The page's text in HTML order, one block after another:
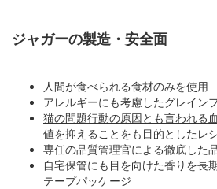
ジャガーの製造・安全面
人間が食べられる食材のみを使用
アレルギーにも考慮したグレイン
猫の問題行動の原因とも言われる
値を抑えることをも目的としたレシ
専任の品質管理官による徹底した
自宅保管にも目を向けた香りを長
テープパッケージ